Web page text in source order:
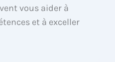
vous aider à
et à exceller